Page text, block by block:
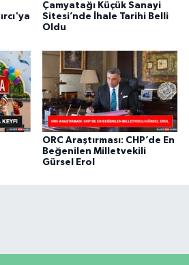
Çamyatağı Küçük Sanayi
Sitesi’nde İhale Tarihi Belli
Oldu
ORC Araştırması: CHP’de En
Beğenilen Milletvekili
Gürsel Erol